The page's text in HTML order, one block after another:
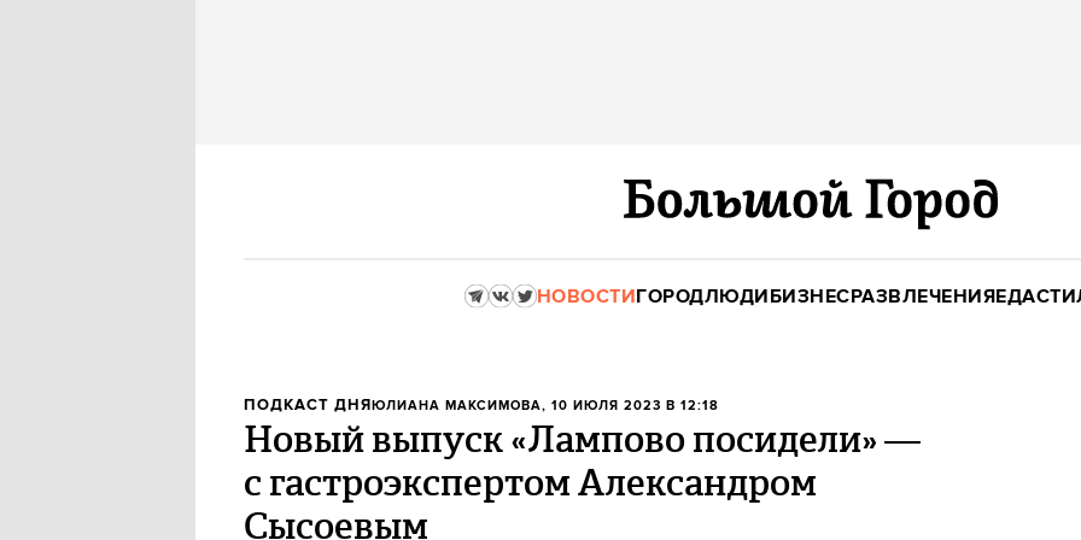
НОВОСТИГОРОДЛЮДИБИЗНЕСРАЗВЛЕЧЕНИЯЕДА
ПОДКАСТ ДНЯЮЛИАНА МАКСИМОВА, 10 ИЮЛЯ 2023 В 12:18
Новый выпуск «Лампово посидели» —
с гастроэкспертом Александром
Сысоевым